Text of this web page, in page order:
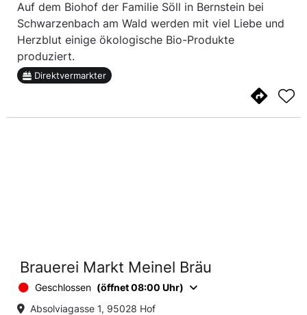
Auf dem Biohof der Familie Söll in Bernstein bei
Schwarzenbach am Wald werden mit viel Liebe und
Herzblut einige ökologische Bio-Produkte
produziert.
Direktvermarkter
Brauerei Markt Meinel Bräu
Geschlossen (öffnet 08:00 Uhr)
Absolviagasse 1, 95028 Hof